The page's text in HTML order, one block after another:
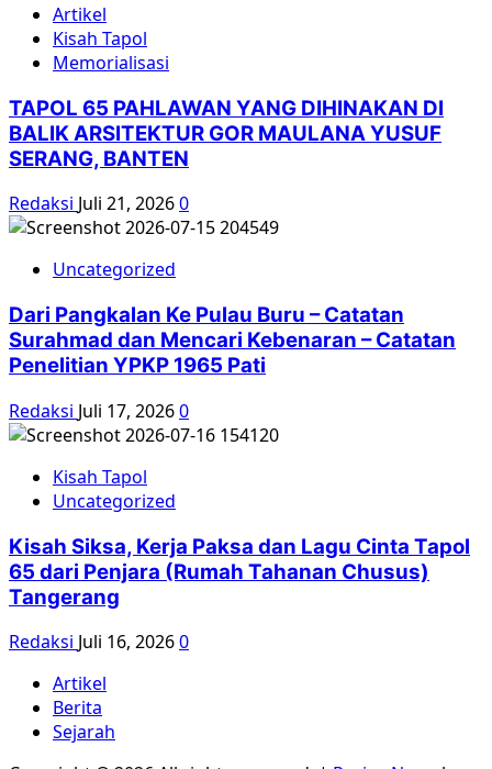
Artikel
Kisah Tapol
Memorialisasi
TAPOL 65 PAHLAWAN YANG DIHINAKAN DI
BALIK ARSITEKTUR GOR MAULANA YUSUF
SERANG, BANTEN
Redaksi Juli 21, 20260
Uncategorized
Dari Pangkalan Ke Pulau Buru – Catatan
Surahmad dan Mencari Kebenaran – Catatan
Penelitian YPKP 1965 Pati
Redaksi Juli 17, 20260
Kisah Tapol
Uncategorized
Kisah Siksa, Kerja Paksa dan Lagu Cinta Tapol
65 dari Penjara (Rumah Tahanan Chusus)
Tangerang
Redaksi Juli 16, 20260
Artikel
Berita
Sejarah